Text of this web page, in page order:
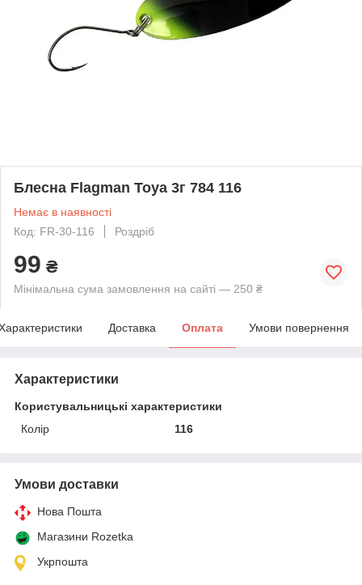
Блесна Flagman Toya 3г 784 116
Немає в наявності
Код: FR-30-116
Роздріб
99 ₴
Мінімальна сума замовлення на сайті — 250 ₴
Доставка Оплата Умови повернення
Характеристики
Користувальницькі характеристики
Колір
116
Умови доставки
Нова Пошта
Магазини Rozetka
Укрпошта